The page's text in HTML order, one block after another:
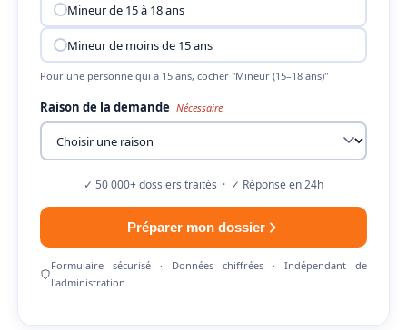
Mineur de 15 à 18 ans
Mineur de moins de 15 ans
Pour une personne qui a 15 ans, cocher "Mineur (15–18 ans)"
Raison de la demande Nécessaire
✓ 50 000+ dossiers traités · ✓ Réponse en 24h
Préparer mon dossier
Formulaire sécurisé · Données chiffrées · Indépendant de
l'administration